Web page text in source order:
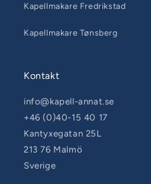
Kapellmakare Fredrikstad
Kapellmakare Tønsberg
Kontakt
info@kapell-annat.se
+46 (0)40-15 40 17
Kantyxegatan 25L
213 76 Malmö
Sverige